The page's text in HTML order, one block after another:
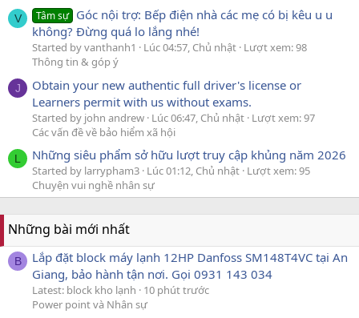
V Tâm sự Góc nội trợ: Bếp điện nhà các mẹ có bị kêu u u
không? Đừng quá lo lắng nhé!
Started by vanthanh1 Lúc 04:57, Chủ nhật Lượt xem: 98
Thông tin & góp ý
J
Obtain your new authentic full driver's license or
Learners permit with us without exams.
Started by john andrew Lúc 06:47, Chủ nhật Lượt xem: 97
Các vấn đề về bảo hiểm xã hội
L Những siêu phẩm sở hữu lượt truy cập khủng năm 2026
Started by larrypham3 Lúc 01:12, Chủ nhật Lượt xem: 95
Chuyện vui nghề nhân sự
Những bài mới nhất
B
Lắp đặt block máy lạnh 12HP Danfoss SM148T4VC tại An
Giang, bảo hành tận nơi. Gọi 0931 143 034
Latest: block kho lạnh
10 phút trước
Power point và Nhân sự